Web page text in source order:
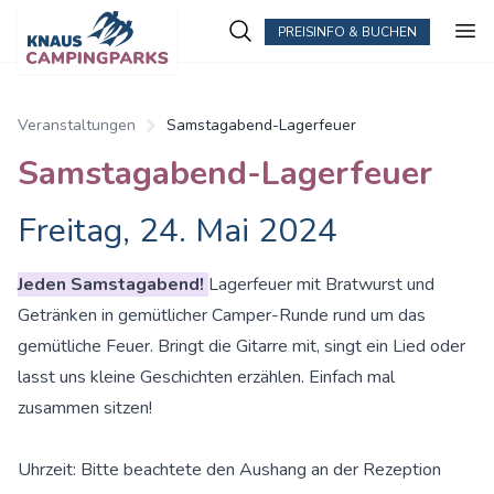
PREISINFO & BUCHEN
Veranstaltungen Samstagabend-Lagerfeuer
Samstagabend-Lagerfeuer
Freitag, 24. Mai 2024
Jeden Samstagabend! Lagerfeuer mit Bratwurst und
Getränken in gemütlicher Camper-Runde rund um das
gemütliche Feuer. Bringt die Gitarre mit, singt ein Lied oder
lasst uns kleine Geschichten erzählen. Einfach mal
zusammen sitzen!
Uhrzeit: Bitte beachtete den Aushang an der Rezeption